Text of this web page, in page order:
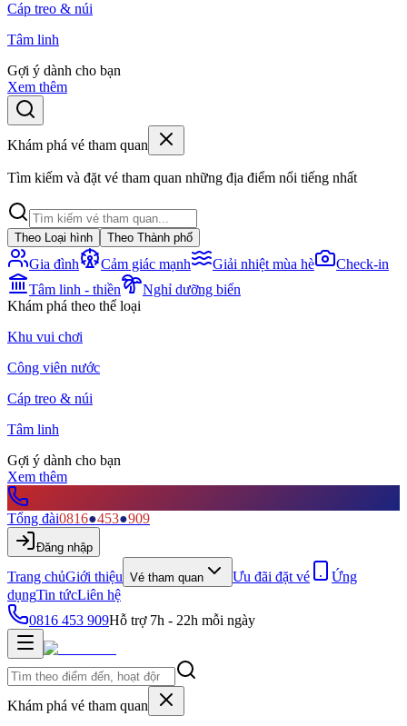
Cáp treo & núi
Tâm linh
Gợi ý dành cho bạn
Xem thêm
Khám phá vé tham quan
Tìm kiếm và đặt vé tham quan những địa điểm nổi tiếng nhất
Theo Loại hình Theo Thành phố
Gia đình Cảm giác mạnh Giải nhiệt mùa hè
Check-in
Tâm linh - thiền
Nghỉ dưỡng biển
Khám phá theo thể loại
Khu vui chơi
Công viên nước
Cáp treo & núi
Tâm linh
Gợi ý dành cho bạn
Xem thêm
Tổng đài0816●453●909
Đăng nhập
Trang chủGiới thiệu Vé tham quan Ưu đãi đặt vé
Ứng
dụngTin tứcLiên hệ
0816 453 909Hỗ trợ 7h - 22h mỗi ngày
Khám phá vé tham quan